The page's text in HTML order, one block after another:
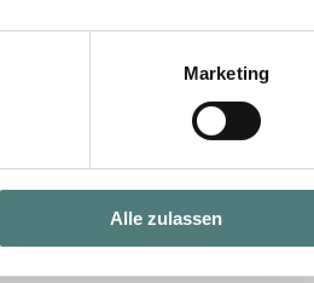
Marketing
Alle zulassen